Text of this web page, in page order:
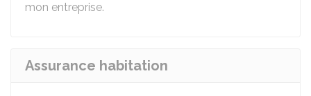
mon entreprise.
Assurance habitation